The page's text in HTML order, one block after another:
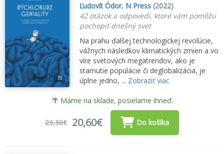
Ľudovít Ódor, N Press (2022)
42 otázok a odpovedí, ktoré vám pomôžu
pochopiť dnešný svet
Na prahu ďalšej technologickej revolúcie,
vážnych následkov klimatických zmien a vo
víre svetových megatrendov, ako je
starnutie populácie či deglobalizácia, je
úplne jedno, ... Zobraziť viac
🌴 Máme na sklade, posielame ihneď.
23,30€ 20,60€ Do košíka